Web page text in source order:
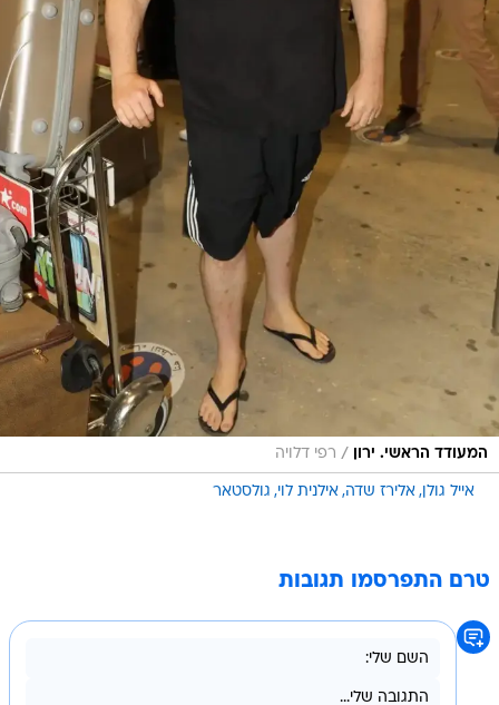
המעודד הראשי. ירון / רפי דלויה
אייל גולן אלירז שדה אילנית לוי גולסטאר
טרם התפרסמו תגובות